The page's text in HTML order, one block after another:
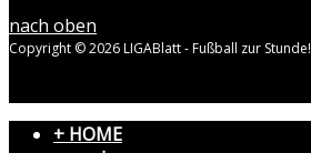
nach oben
Copyright © 2026 LIGABlatt - Fußball zur Stunde!
+ HOME